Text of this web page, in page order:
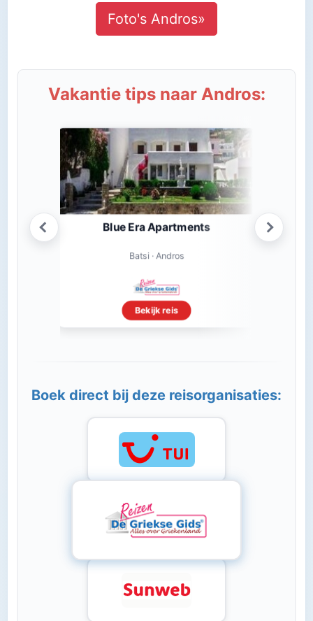
Foto's Andros»
Vakantie tips naar Andros:
Blue Era Apartments
Batsi · Andros
Bekijk reis
Boek direct bij deze reisorganisaties: